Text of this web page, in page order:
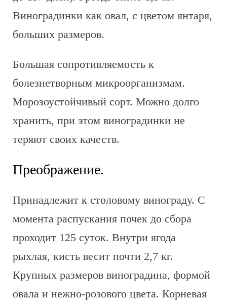
Виноградинки как овал, с цветом янтаря,
больших размеров.
Большая сопротивляемость к
болезнетворным микроорганизмам.
Морозоустойчивый сорт. Можно долго
хранить, при этом виноградинки не
теряют своих качеств.
Преображение.
Принадлежит к столовому винограду. С
момента распускания почек до сбора
проходит 125 суток. Внутри ягода
рыхлая, кисть весит почти 2,7 кг.
Крупных размеров виноградина, формой
овала и нежно-розового цвета. Корневая